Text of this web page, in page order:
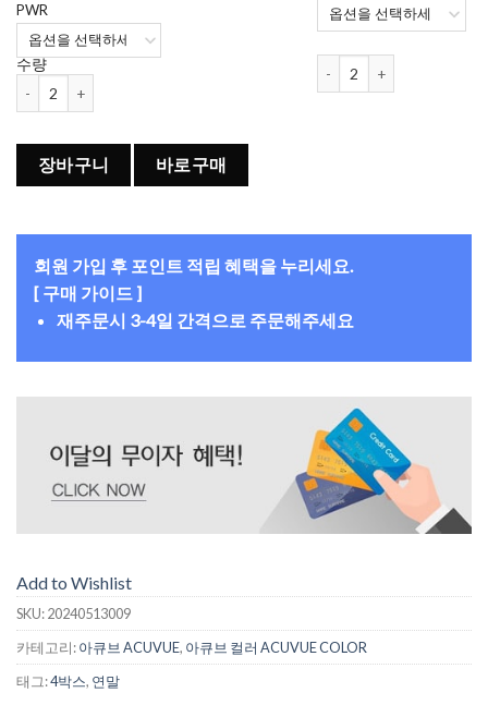
PWR
수량
아큐브 디파인 래디언트 스윗 (30개들이) x 4박스 세트 수량
장바구니 바로구매
회원 가입 후 포인트 적립 혜택을 누리세요.
[ 구매 가이드 ]
재주문시 3-4일 간격으로 주문해주세요
Add to Wishlist
SKU:20240513009
카테고리:아큐브 ACUVUE, 아큐브 컬러 ACUVUE COLOR
태그:4박스, 연말